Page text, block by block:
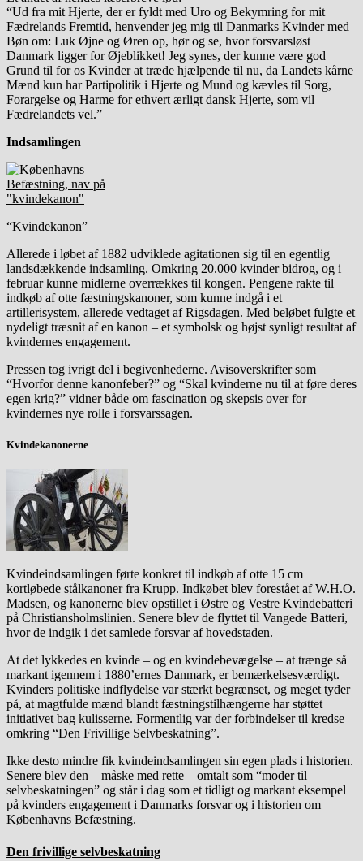
“Ud fra mit Hjerte, der er fyldt med Uro og Bekymring for mit
Fædrelands Fremtid, henvender jeg mig til Danmarks Kvinder med
Bøn om: Luk Øjne og Øren op, hør og se, hvor forsvarsløst
Danmark ligger for Øjeblikket! Jeg synes, der kunne være god
Grund til for os Kvinder at træde hjælpende til nu, da Landets kårne
Mænd kun har Partipolitik i Hjerte og Mund og kævles til Sorg,
Forargelse og Harme for ethvert ærligt dansk Hjerte, som vil
Fædrelandets vel.”
Indsamlingen
“Kvindekanon”
Allerede i løbet af 1882 udviklede agitationen sig til en egentlig
landsdækkende indsamling. Omkring 20.000 kvinder bidrog, og i
februar kunne midlerne overrækkes til kongen. Pengene rakte til
indkøb af otte fæstningskanoner, som kunne indgå i et
artillerisystem, allerede vedtaget af Rigsdagen. Med beløbet fulgte et
nydeligt træsnit af en kanon – et symbolsk og højst synligt resultat af
kvindernes engagement.
Pressen tog ivrigt del i begivenhederne. Avisoverskrifter som
“Hvorfor denne kanonfeber?” og “Skal kvinderne nu til at føre deres
egen krig?” vidner både om fascination og skepsis over for
kvindernes nye rolle i forsvarssagen.
Kvindekanonerne
Kvindeindsamlingen førte konkret til indkøb af otte 15 cm
kortløbede stålkanoner fra Krupp. Indkøbet blev forestået af W.H.O.
Madsen, og kanonerne blev opstillet i Østre og Vestre Kvindebatteri
på Christiansholmslinien. Senere blev de flyttet til Vangede Batteri,
hvor de indgik i det samlede forsvar af hovedstaden.
At det lykkedes en kvinde – og en kvindebevægelse – at trænge så
markant igennem i 1880’ernes Danmark, er bemærkelsesværdigt.
Kvinders politiske indflydelse var stærkt begrænset, og meget tyder
på, at magtfulde mænd blandt fæstningstilhængerne har støttet
initiativet bag kulisserne. Formentlig var der forbindelser til kredse
omkring “Den Frivillige Selvbeskatning”.
Ikke desto mindre fik kvindeindsamlingen sin egen plads i historien.
Senere blev den – måske med rette – omtalt som “moder til
selvbeskatningen” og står i dag som et tidligt og markant eksempel
på kvinders engagement i Danmarks forsvar og i historien om
Københavns Befæstning.
Den frivillige selvbeskatning